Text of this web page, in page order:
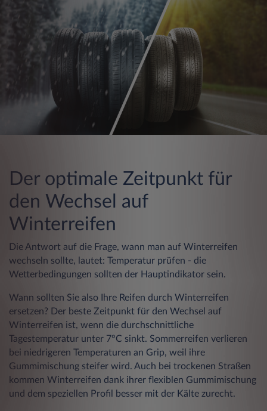
Der optimale Zeitpunkt für
den Wechsel auf
Winterreifen
Die Antwort auf die Frage, wann man auf Winterreifen
wechseln sollte, lautet: Temperatur prüfen - die
Wetterbedingungen sollten der Hauptindikator sein.
Wann sollten Sie also Ihre Reifen durch Winterreifen
ersetzen? Der beste Zeitpunkt für den Wechsel auf
Winterreifen ist, wenn die durchschnittliche
Tagestemperatur unter 7°C sinkt. Sommerreifen verlieren
bei niedrigeren Temperaturen an Grip, weil ihre
Gummimischung steifer wird. Auch bei trockenen Straßen
kommen Winterreifen dank ihrer flexiblen Gummimischung
und dem speziellen Profil besser mit der Kälte zurecht.